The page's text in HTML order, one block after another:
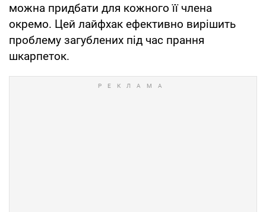
можна придбати для кожного її члена
окремо. Цей лайфхак ефективно вирішить
проблему загублених під час прання
шкарпеток.